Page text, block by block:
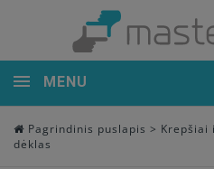
MENU
Pagrindinis puslapis > Krepšiai
dėklas